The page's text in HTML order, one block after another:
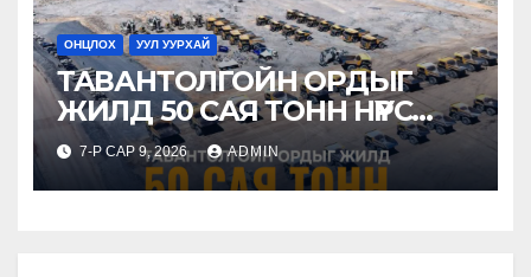
ОНЦЛОХ УУЛ УУРХАЙ
ТАВАНТОЛГОЙН ОРДЫГ
ЖИЛД 50 САЯ ТОНН НҮҮРС
ОЛБОРЛОХ ХҮЧИН
ЧАДАЛТАЙГААР АШИГЛАХ
НЭГДСЭН ТЭЗҮ БАТЛАГДЛАА
7-Р САР 9, 2026 ADMIN